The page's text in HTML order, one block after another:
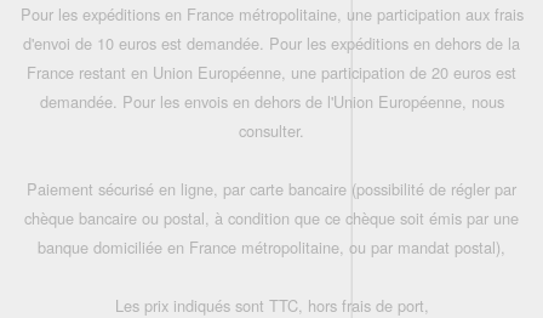
Pour les expéditions en France métropolitaine, une participation aux frais
d'envoi de 10 euros est demandée. Pour les expéditions en dehors de la
France restant en Union Européenne, une participation de 20 euros est
demandée. Pour les envois en dehors de l'Union Européenne, nous
consulter.
Paiement sécurisé en ligne, par carte bancaire (possibilité de régler par
chèque bancaire ou postal, à condition que ce chèque soit émis par une
banque domiciliée en France métropolitaine, ou par mandat postal),
Les prix indiqués sont TTC, hors frais de port,